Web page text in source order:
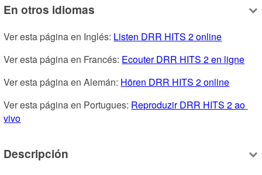
En otros idiomas
Ver esta página en Inglés: Listen DRR HITS 2 online
Ver esta página en Francés: Ecouter DRR HITS 2 en ligne
Ver esta página en Alemán: Hören DRR HITS 2 online
Ver esta página en Portugues: Reproduzir DRR HITS 2 ao
vivo
Descripción